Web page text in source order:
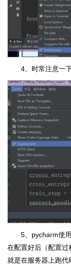
4、时常注意一
5、pycharm使
在配置好后（配置
就是在服务器上跑